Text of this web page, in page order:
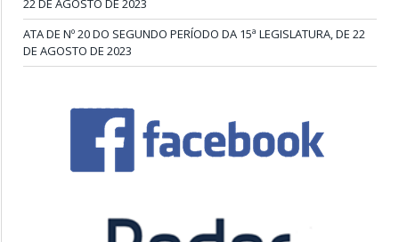
22 DE AGOSTO DE 2023
ATA DE Nº 20 DO SEGUNDO PERÍODO DA 15ª LEGISLATURA, DE 22
DE AGOSTO DE 2023